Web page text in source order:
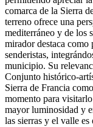
comarca de la Sierra
terreno ofrece una
mediterráneo y de los
mirador destaca como
senderistas,
municipio. Su
Conjunto histórico-
Sierra de Francia
momento para
mayor luminosidad y
las sierras y el valle es